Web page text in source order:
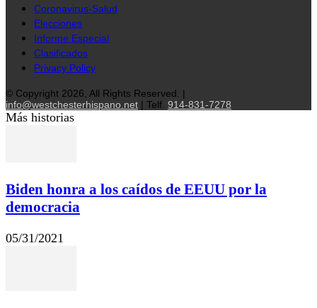
Coronavirus-Salud
Elecciones
Informe Especial
Clasificados
Privacy Policy
© Copyright 2026, All Rights Reserved. |
info@westchesterhispano.net | Telf. 914-831-7278
Más historias
Biden honra a los caídos de EEUU por la
democracia
05/31/2021